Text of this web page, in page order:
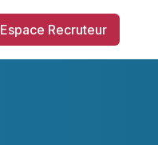
Espace Recruteur